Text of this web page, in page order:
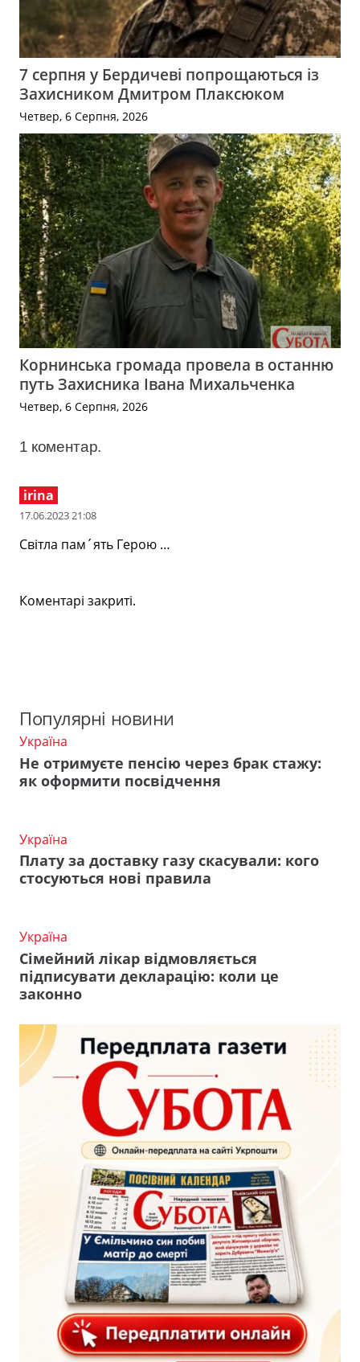
7 серпня у Бердичеві попрощаються із
Захисником Дмитром Плаксюком
Четвер, 6 Серпня, 2026
Корнинська громада провела в останню
путь Захисника Івана Михальченка
Четвер, 6 Серпня, 2026
1 коментар.
irina
17.06.2023 21:08
Світла пам´ять Герою …
Коментарі закриті.
Популярні новини
Україна
Не отримуєте пенсію через брак стажу:
як оформити посвідчення
Україна
Плату за доставку газу скасували: кого
стосуються нові правила
Україна
Сімейний лікар відмовляється
підписувати декларацію: коли це
законно